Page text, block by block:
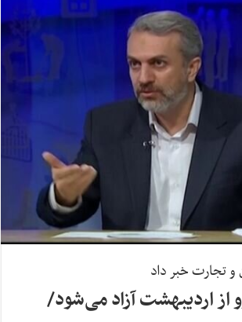
تجارت خبر داد
از اردیبهشت آزاد می‌شود/